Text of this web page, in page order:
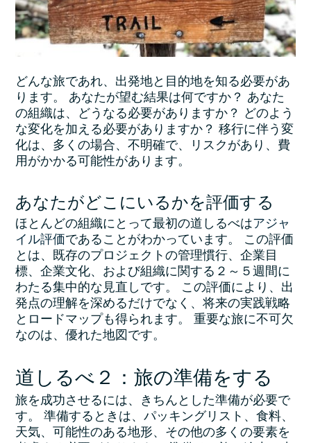
どんな旅であれ、出発地と目的地を知る必要があ
ります。 あなたが望む結果は何ですか？ あなた
の組織は、どうなる必要がありますか？ どのよう
な変化を加える必要がありますか？ 移行に伴う変
化は、多くの場合、不明確で、リスクがあり、費
用がかかる可能性があります。
あなたがどこにいるかを評価する
ほとんどの組織にとって最初の道しるべは アジャ
イル評価 であることがわかっています。 この評価
とは、既存のプロジェクトの管理慣行、企業目
標、企業文化、および組織に関する２～５週間に
わたる集中的な見直しです。 この評価により、出
発点の理解を深めるだけでなく、将来の実践戦略
とロードマップも得られます。 重要な旅に不可欠
なのは、優れた地図です。
道しるべ２：旅の準備をする
旅を成功させるには、きちんとした準備が必要で
す。 準備するときは、パッキングリスト、食料、
天気、可能性のある地形、その他の多くの要素を